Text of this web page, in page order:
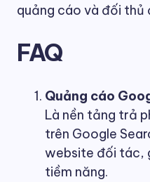
quảng cáo và đối thủ
FAQ
Quảng cáo
Là nền tảng trả
trên Google
website đối tác,
tiềm năng.